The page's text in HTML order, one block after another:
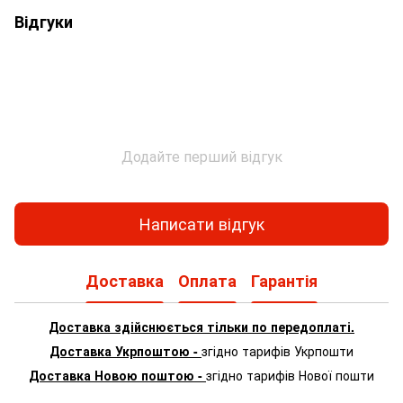
Відгуки
Додайте перший відгук
Написати відгук
Доставка Оплата Гарантія
Доставка здійснюється тільки по передоплаті.
Доставка Укрпоштою - згідно тарифів Укрпошти
Доставка Новою поштою - згідно тарифів Нової пошти